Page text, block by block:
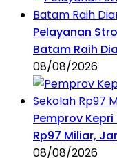
Pelayanan
Batam Raih
08/08/2026
Pemprov
Rp97 Miliar,
08/08/2026